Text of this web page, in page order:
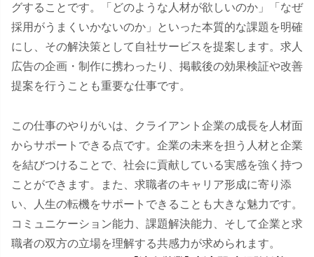
グすることです。「どのような人材が欲しいのか」「なぜ
採用がうまくいかないのか」といった本質的な課題を明確
にし、その解決策として自社サービスを提案します。求人
広告の企画・制作に携わったり、掲載後の効果検証や改善
提案を行うことも重要な仕事です。
この仕事のやりがいは、クライアント企業の成長を人材面
からサポートできる点です。企業の未来を担う人材と企業
を結びつけることで、社会に貢献している実感を強く持つ
ことができます。また、求職者のキャリア形成に寄り添
い、人生の転機をサポートできることも大きな魅力です。
コミュニケーション能力、課題解決能力、そして企業と求
職者の双方の立場を理解する共感力が求められます。